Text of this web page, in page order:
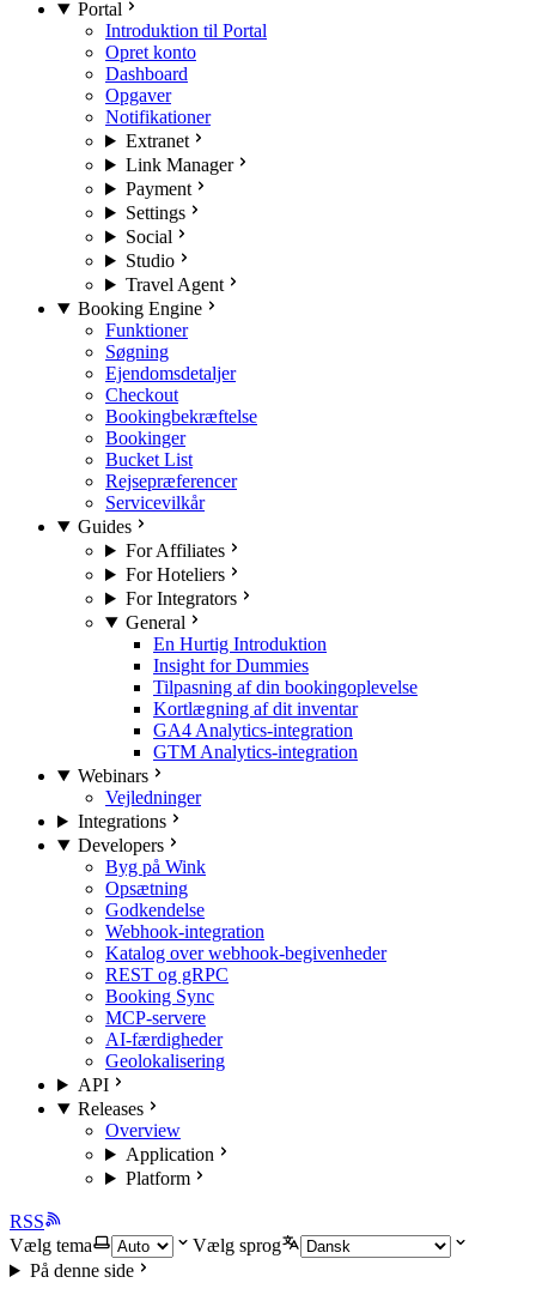
Portal
Introduktion til Portal
Opret konto
Dashboard
Opgaver
Notifikationer
Extranet
Link Manager
Payment
Settings
Social
Studio
Travel Agent
Booking Engine
Funktioner
Søgning
Ejendomsdetaljer
Checkout
Bookingbekræftelse
Bookinger
Bucket List
Rejsepræferencer
Servicevilkår
Guides
For Affiliates
For Hoteliers
For Integrators
General
En Hurtig Introduktion
Insight for Dummies
Tilpasning af din bookingoplevelse
Kortlægning af dit inventar
GA4 Analytics-integration
GTM Analytics-integration
Webinars
Vejledninger
Integrations
Developers
Byg på Wink
Opsætning
Godkendelse
Webhook-integration
Katalog over webhook-begivenheder
REST og gRPC
Booking Sync
MCP-servere
AI-færdigheder
Geolokalisering
API
Releases
Overview
Application
Platform
RSS
Vælg tema
Vælg sprog
På denne side